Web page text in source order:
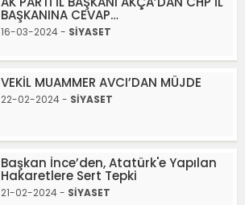
BAŞKANINA CEVAP…
16-03-2024 - SİYASET
VEKİL MUAMMER AVCI’DAN MÜJDE
22-02-2024 - SİYASET
Başkan İnce’den, Atatürk'e Yapılan
Hakaretlere Sert Tepki
21-02-2024 - SİYASET